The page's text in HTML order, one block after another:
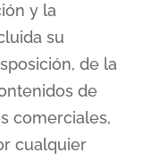
y la
su
de la
de
comerciales,
cualquier